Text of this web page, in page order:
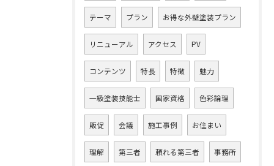
テーマ プラン お得な外壁塗装プラン
リニューアル アクセス PV
コンテンツ 特長 特徴 魅力
一級塗装技能士 国家資格 色彩論理
販促 会議 施工事例 お住まい
理解 第三者 頼れる第三者 事務所